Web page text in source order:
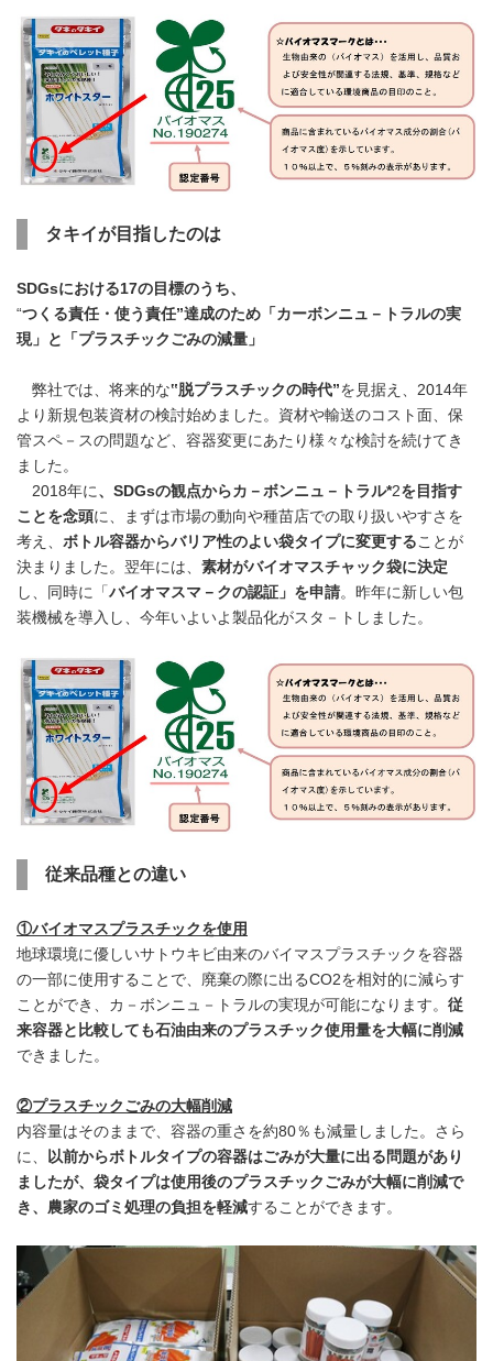
タキイが目指したのは
SDGsにおける17の目標のうち、
“つくる責任・使う責任”達成のため「カーボンニュ－トラルの実
現」と「プラスチックごみの減量」
弊社では、将来的な‟脱プラスチックの時代”を見据え、2014年
より新規包装資材の検討始めました。資材や輸送のコスト面、保
管スペ－スの問題など、容器変更にあたり様々な検討を続けてき
ました。
2018年に 、 SDGsの観点からカ－ボンニュ－トラル*2を目指す
ことを念頭に、まずは市場の動向や種苗店での取り扱いやすさを
考え、 ボトル容器からバリア性のよい袋タイプに変更する ことが
決まりました。翌年には、 素材がバイオマスチャック袋に決定
し、同時に「 バイオマスマ－クの認証」を申請。昨年に新しい包
装機械を導入し、今年いよいよ製品化がスタ－トしました。
従来品種との違い
①バイオマスプラスチックを使用
地球環境に優しいサトウキビ由来のバイマスプラスチックを容器
の一部に使用することで、廃棄の際に出るCO2を相対的に減らす
ことができ、カ－ボンニュ－トラルの実現が可能になります。 従
来容器と比較しても石油由来のプラスチック使用量を大幅に削減
できました。
②プラスチックごみの大幅削減
内容量はそのままで、容器の重さを約80％も減量しました。さら
に、 以前からボトルタイプの容器はごみが大量に出る問題があり
ましたが、袋タイプは使用後のプラスチックごみが大幅に削減で
き、農家のゴミ処理の負担を軽減することができます。